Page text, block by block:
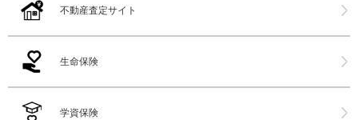
不動産査定サイト
生命保険
学資保険